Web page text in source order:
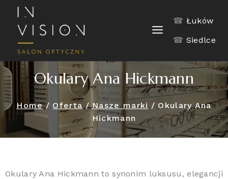
☎ Łuków
☎ Siedlce
Okulary Ana Hickmann
Home / Oferta / Nasze marki / Okulary Ana
Hickmann
Okulary Ana Hickmann to synonim luksusu, elegancji